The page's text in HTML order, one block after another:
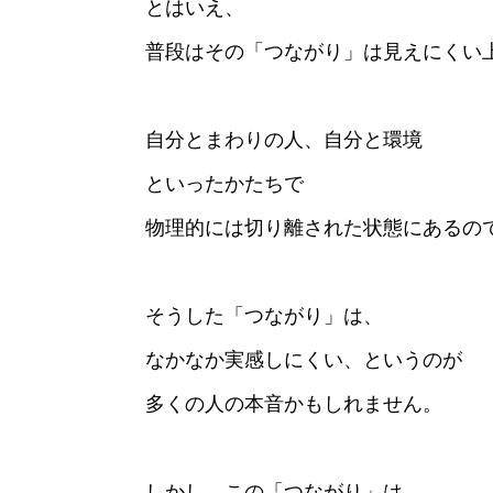
とはいえ、
普段はその「つながり」は見えにくい
自分とまわりの人、自分と環境
といったかたちで
物理的には切り離された状態にあるの
そうした「つながり」は、
なかなか実感しにくい、というのが
多くの人の本音かもしれません。